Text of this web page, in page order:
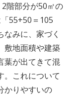
階部分が50㎡の
55+50＝105
みに、家づく
敷地面積や建築
葉が出てきて混
。これについて
かりやすいの